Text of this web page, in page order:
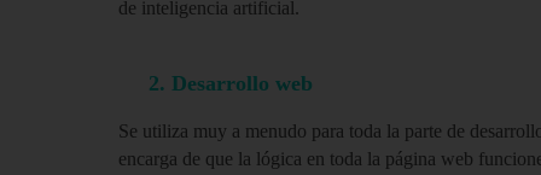
de inteligencia artificial.
2. Desarrollo web
Se utiliza muy a menudo para toda la parte de
encarga de que la lógica en toda la página web